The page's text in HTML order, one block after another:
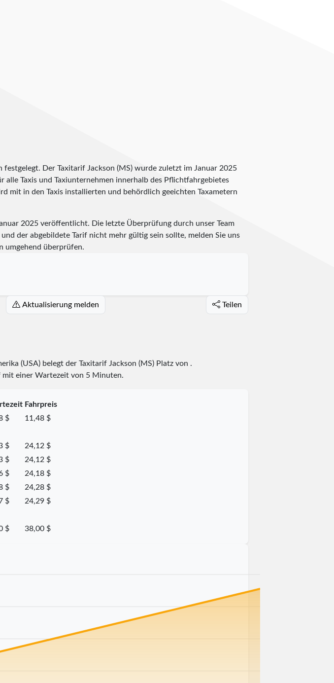
Der Taxitarif Jackson (MS) wurde zuletzt im Januar 2025
Taxis und Taxiunternehmen innerhalb des Pflichtfahrgebietes
in den Taxis installierten und behördlich geeichten Taxametern
2025 veröffentlicht. Die letzte Überprüfung durch unser Team
der abgebildete Tarif nicht mehr gültig sein sollte, melden Sie uns
umgehend überprüfen.
Aktualisierung melden Teilen
(USA) belegt der Taxitarif Jackson (MS) Platz von .
mit einer Wartezeit von 5 Minuten.
Fahrpreis
$
11,48 $
$
24,12 $
$
24,12 $
$
24,18 $
$
24,28 $
$
24,29 $
$ 38,00 $